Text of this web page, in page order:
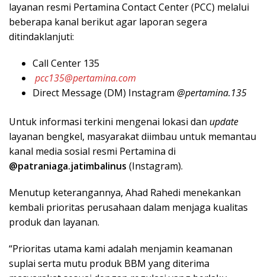
layanan resmi Pertamina Contact Center (PCC) melalui
beberapa kanal berikut agar laporan segera
ditindaklanjuti:
​Call Center 135
pcc135@pertamina.com
​Direct Message (DM) Instagram @pertamina.135
​Untuk informasi terkini mengenai lokasi dan update
layanan bengkel, masyarakat diimbau untuk memantau
kanal media sosial resmi Pertamina di
@patraniaga.jatimbalinus (Instagram).
​Menutup keterangannya, Ahad Rahedi menekankan
kembali prioritas perusahaan dalam menjaga kualitas
produk dan layanan.
​“Prioritas utama kami adalah menjamin keamanan
suplai serta mutu produk BBM yang diterima